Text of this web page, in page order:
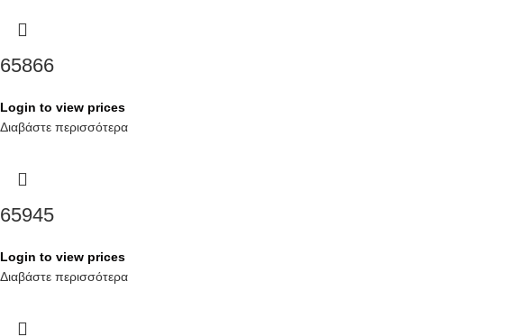
65866
Login to view prices
Διαβάστε περισσότερα
65945
Login to view prices
Διαβάστε περισσότερα